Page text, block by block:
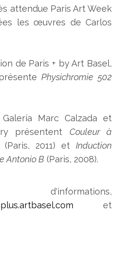
attendue Paris Art Week
les œuvres de Carlos
de Paris + by Art Basel,
Physichromie 502
Marc Calzada et
présentent Couleur à
(Paris, 2011) et Induction
Antonio B (Paris, 2008).
et